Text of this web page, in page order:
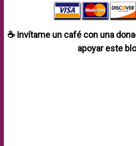
☕ Invítame un café con una
apoyar este